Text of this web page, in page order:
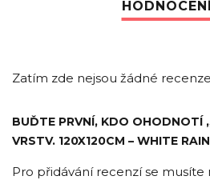
Zatím zde nejsou žádné
BUĎTE PRVNÍ, KDO OHODNOTÍ
VRSTV. 120X120CM – WHITE
Pro přidávání recenzí se musíte